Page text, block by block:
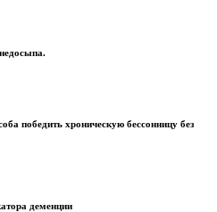
победить хроническую бессонницу без
деменции